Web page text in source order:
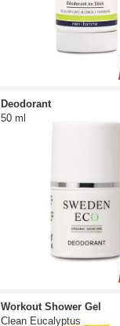
Deodorant
50 ml
Workout Shower Gel
Clean Eucalyptus